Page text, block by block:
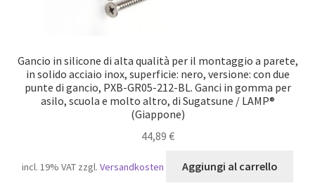
Gancio in silicone di alta qualità per il montaggio a parete,
in solido acciaio inox, superficie: nero, versione: con due
punte di gancio, PXB-GR05-212-BL. Ganci in gomma per
asilo, scuola e molto altro, di Sugatsune / LAMP®
(Giappone)
44,89 €
incl. 19% VAT zzgl. Versandkosten Aggiungi al carrello